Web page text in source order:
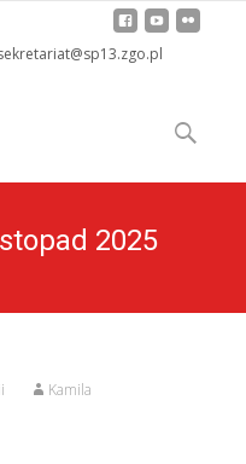
to
content
Szukaj:
2025
Kamila